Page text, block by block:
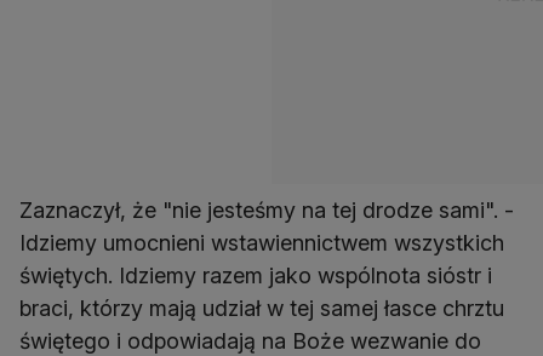
Zaznaczył, że "nie jesteśmy na tej drodze sami". -
Idziemy umocnieni wstawiennictwem wszystkich
świętych. Idziemy razem jako wspólnota sióstr i
braci, którzy mają udział w tej samej łasce chrztu
świętego i odpowiadają na Boże wezwanie do